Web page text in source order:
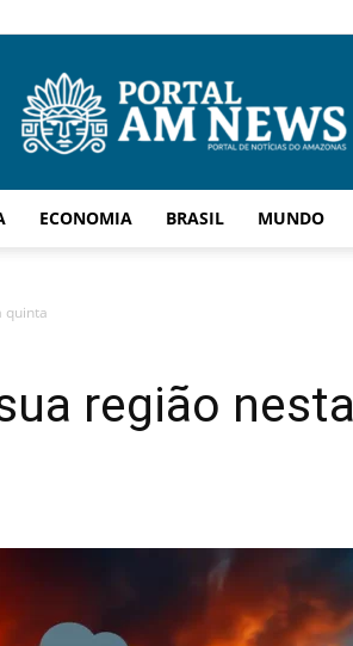
News
ECONOMIA BRASIL MUNDO
quinta
região nesta